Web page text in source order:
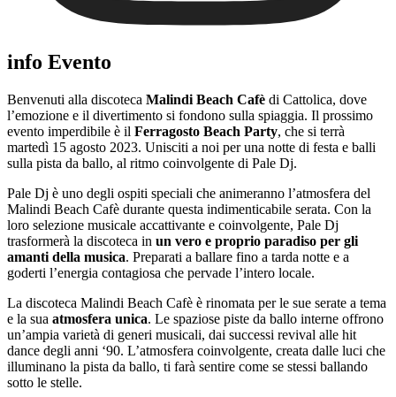
info Evento
Benvenuti alla discoteca Malindi Beach Cafè di Cattolica, dove
l’emozione e il divertimento si fondono sulla spiaggia. Il prossimo
evento imperdibile è il Ferragosto Beach Party, che si terrà
martedì 15 agosto 2023. Unisciti a noi per una notte di festa e balli
sulla pista da ballo, al ritmo coinvolgente di Pale Dj.
Pale Dj è uno degli ospiti speciali che animeranno l’atmosfera del
Malindi Beach Cafè durante questa indimenticabile serata. Con la
loro selezione musicale accattivante e coinvolgente, Pale Dj
trasformerà la discoteca in un vero e proprio paradiso per gli
amanti della musica. Preparati a ballare fino a tarda notte e a
goderti l’energia contagiosa che pervade l’intero locale.
La discoteca Malindi Beach Cafè è rinomata per le sue serate a tema
e la sua atmosfera unica. Le spaziose piste da ballo interne offrono
un’ampia varietà di generi musicali, dai successi revival alle hit
dance degli anni ‘90. L’atmosfera coinvolgente, creata dalle luci che
illuminano la pista da ballo, ti farà sentire come se stessi ballando
sotto le stelle.